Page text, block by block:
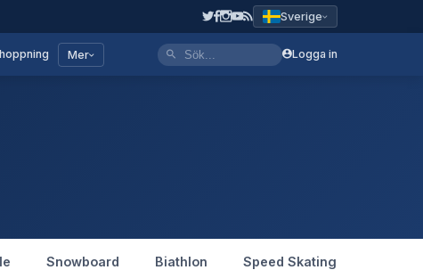
Sverige
Mer Logga in
Snowboard Biathlon Speed Skating